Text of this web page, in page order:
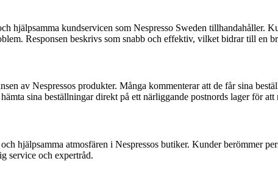
hjälpsamma kundservicen som Nespresso Sweden tillhandahåller.
Responsen beskrivs som snabb och effektiv, vilket bidrar till en
av Nespressos produkter. Många kommenterar att de får sina
sina beställningar direkt på ett närliggande postnords lager för att
hjälpsamma atmosfären i Nespressos butiker. Kunder berömmer
service och expertråd.